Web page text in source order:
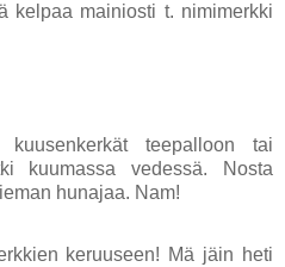
kelpaa mainiosti t. nimimerkki
teepalloon tai
kuumassa vedessä. Nosta
hunajaa. Nam!
keruuseen! Mä jäin heti